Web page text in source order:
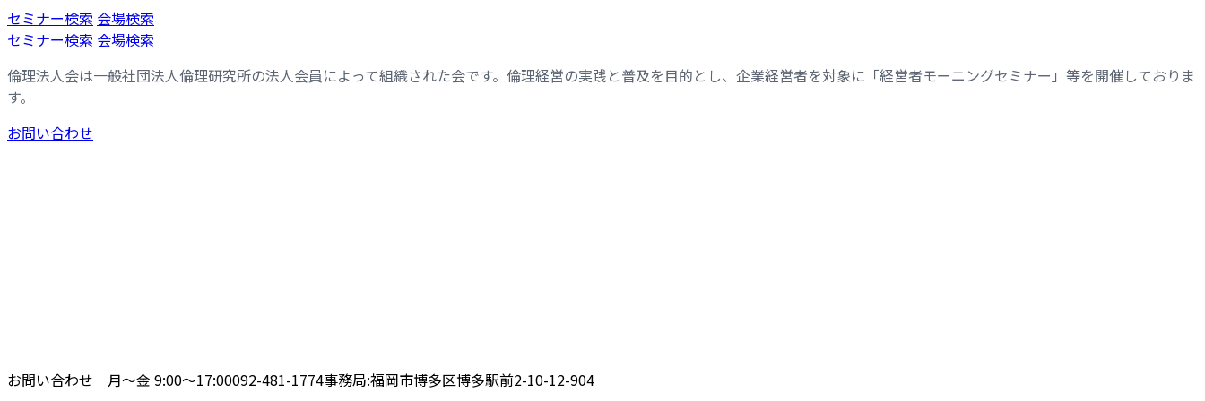
コ
ン
ン
ツ
へ
ス
ナ
ビ
ー
シ
ョ
ン
セミナー検索 会場検索
セミナー検索 会場検索
倫理法人会は一般社団法人倫理研究所の法人会員によって組織された会です。倫理経営の実践と普及を目的とし、企業経営者を対象に「経営者モーニングセミナー」等を開催しておりま
す。
お問い合わせ
お問い合わせ 月〜金 9:00〜17:00092-481-1774事務局:福岡市博多区博多駅前2-10-12-904